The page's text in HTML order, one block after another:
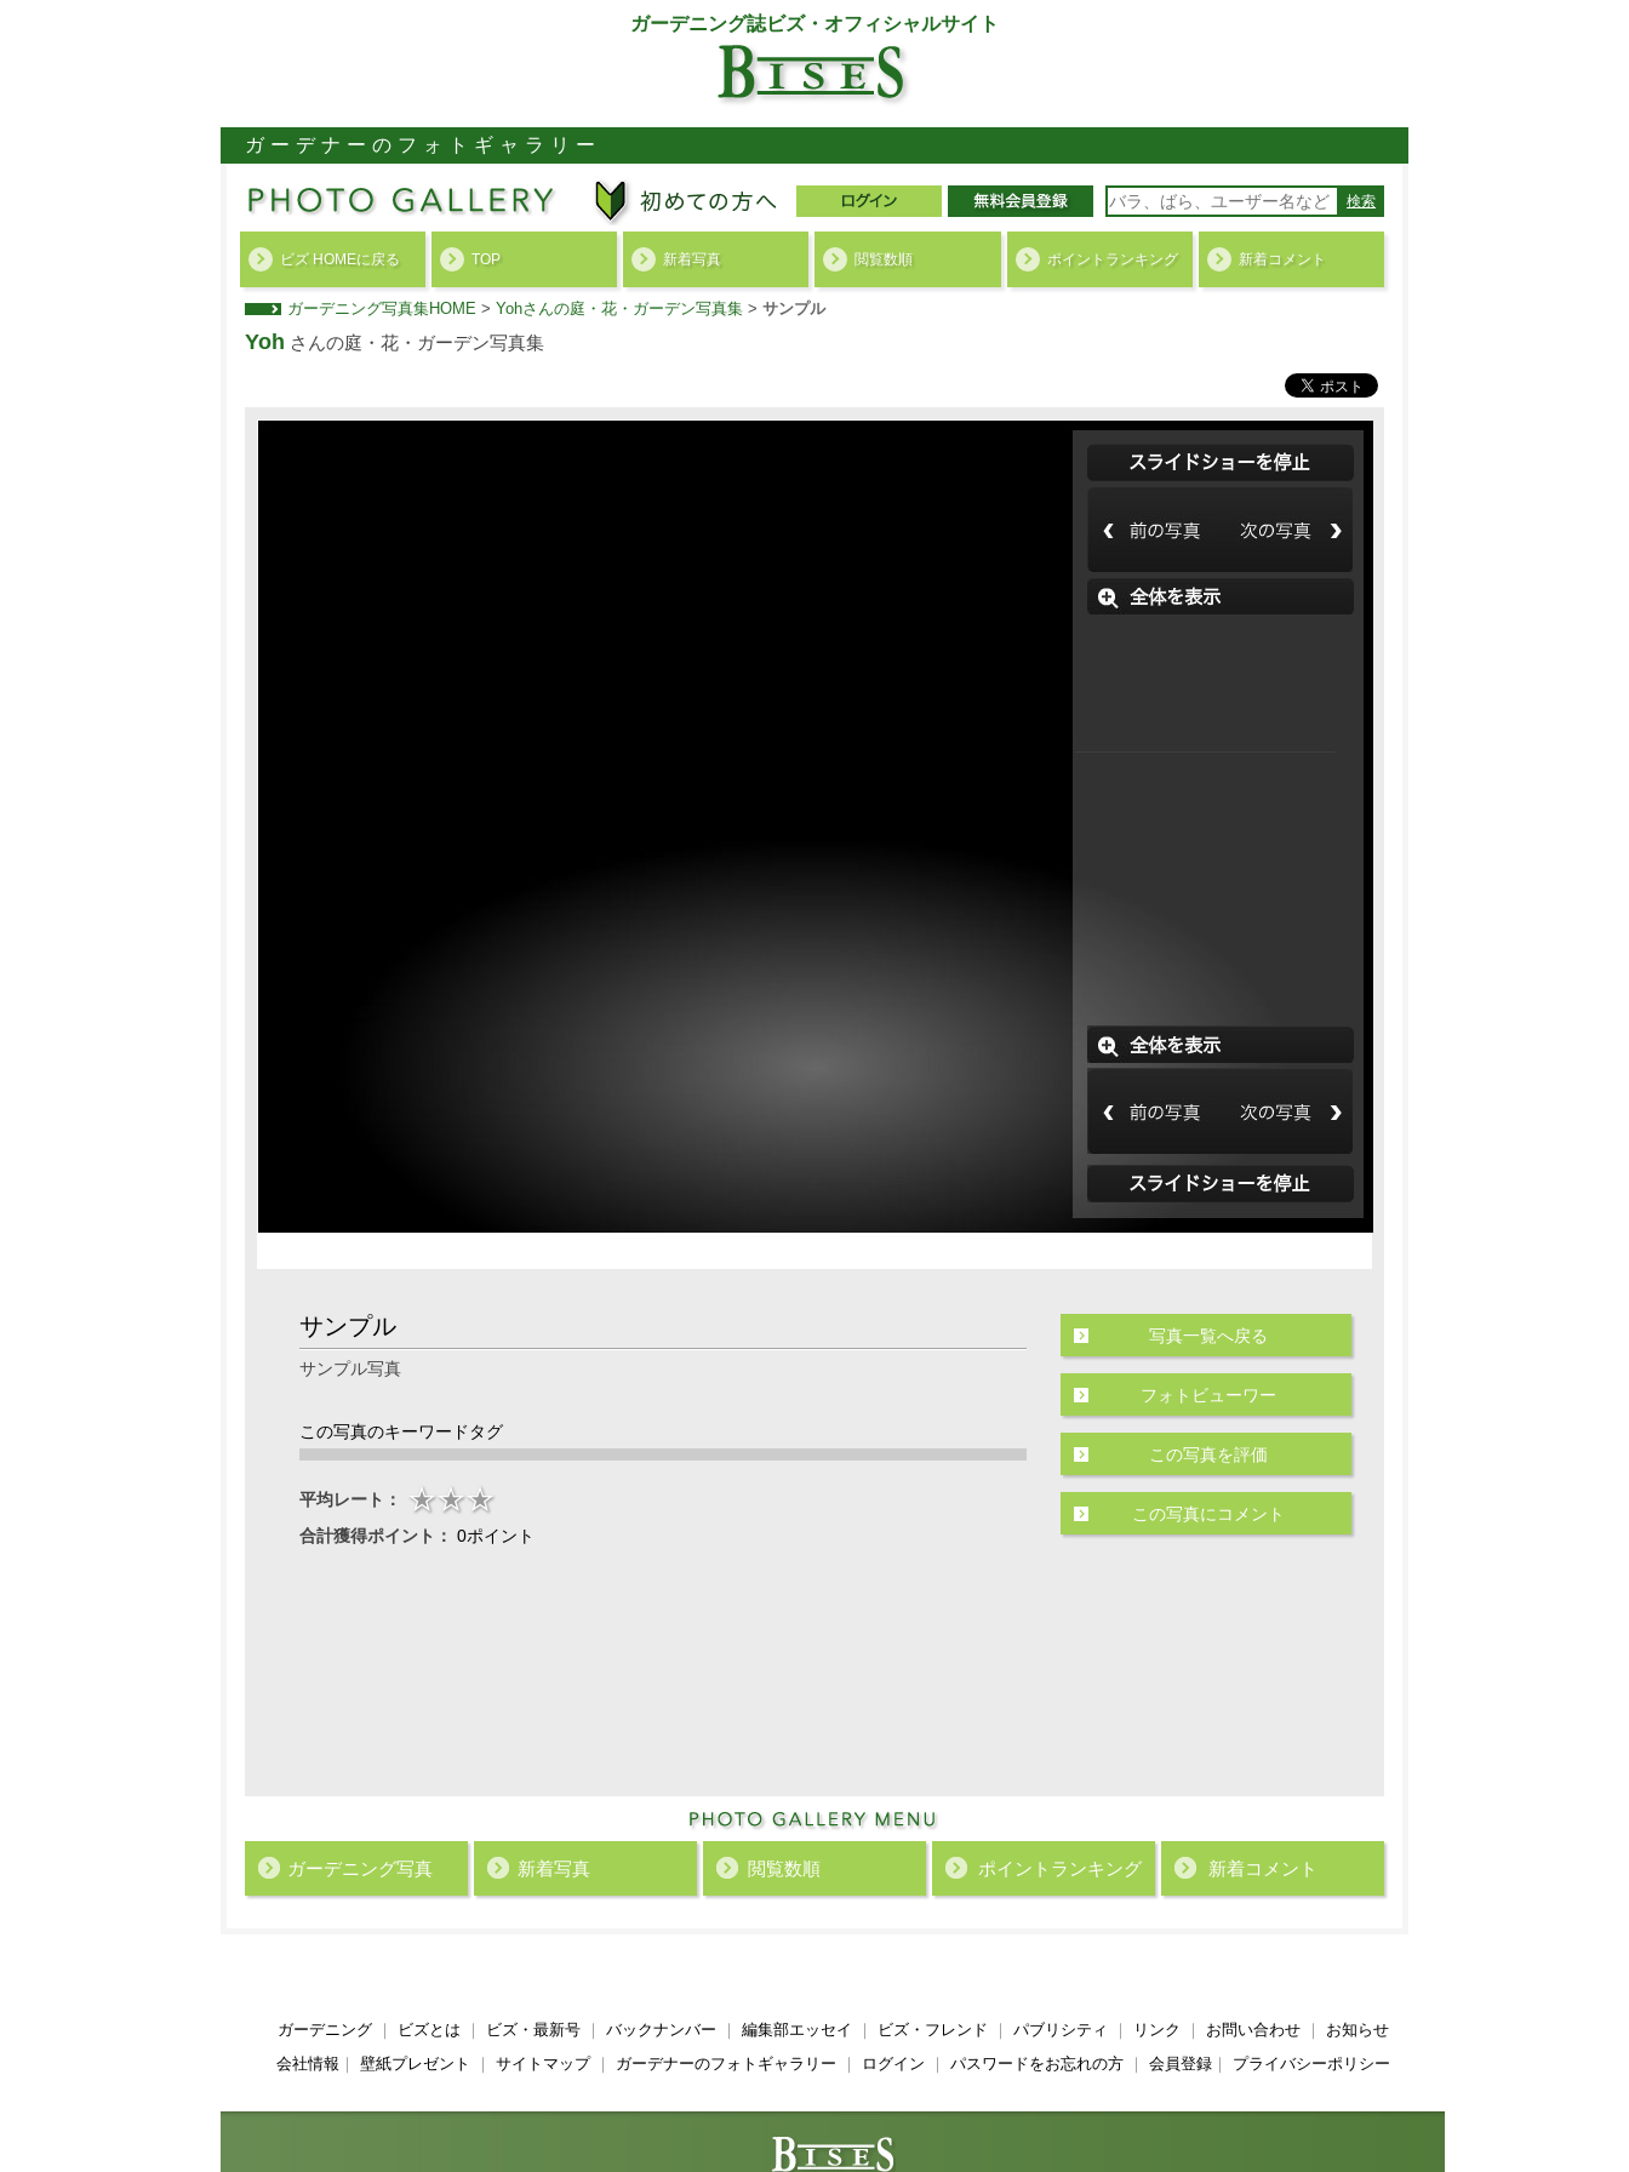
ガーデニング誌ビズ・オフィシャルサイト
ガーデナーのフォトギャラリー
検索
ビズ HOMEに戻る TOP 新着写真 閲覧数順 ポイント ランキング 新着コメント
ガーデニング写真集HOME > Yohさんの庭・花・ガーデン写真集 > サンプル
Yoh さんの庭・花・ガーデン写真集
サンプル
サンプル写真
この写真のキーワードタグ
平均レート：
合計獲得ポイント： 0ポイント
写真一覧へ戻る
フォトビューワー
この写真を評価
この写真にコメント
ガーデニング写真 新着写真 閲覧数順 ポイント ランキング 新着コメント
ガーデニング｜ ビズとは ビズ・最新号｜ バックナンバー 編集部エッセイ ビズ・フレンド パブリシティ リンク お問い合わせ｜ お知らせ
会社情報
壁紙プレゼント サイトマップ｜ ガーデナーのフォトギャラリー ログイン パスワードをお忘れの方｜ 会員登録｜ プライバシーポリシー